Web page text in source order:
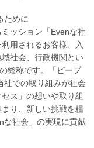
ために
ッション「Evenな社
用されるお客様、入
社会、行政機関とい
総称です。「ピープ
社での取り組みが社会
ス」の想いや取り組
り、新しい挑戦を糧
な社会」の実現に貢献